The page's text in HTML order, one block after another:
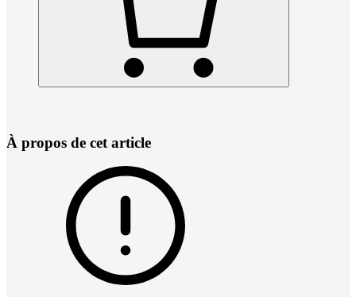
À propos de cet article